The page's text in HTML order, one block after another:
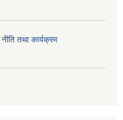
तथा कार्यक्रम